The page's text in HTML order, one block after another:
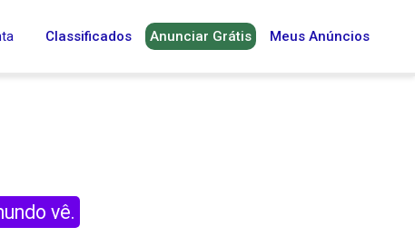
Classificados Anunciar Grátis Meus Anúncios
vê.